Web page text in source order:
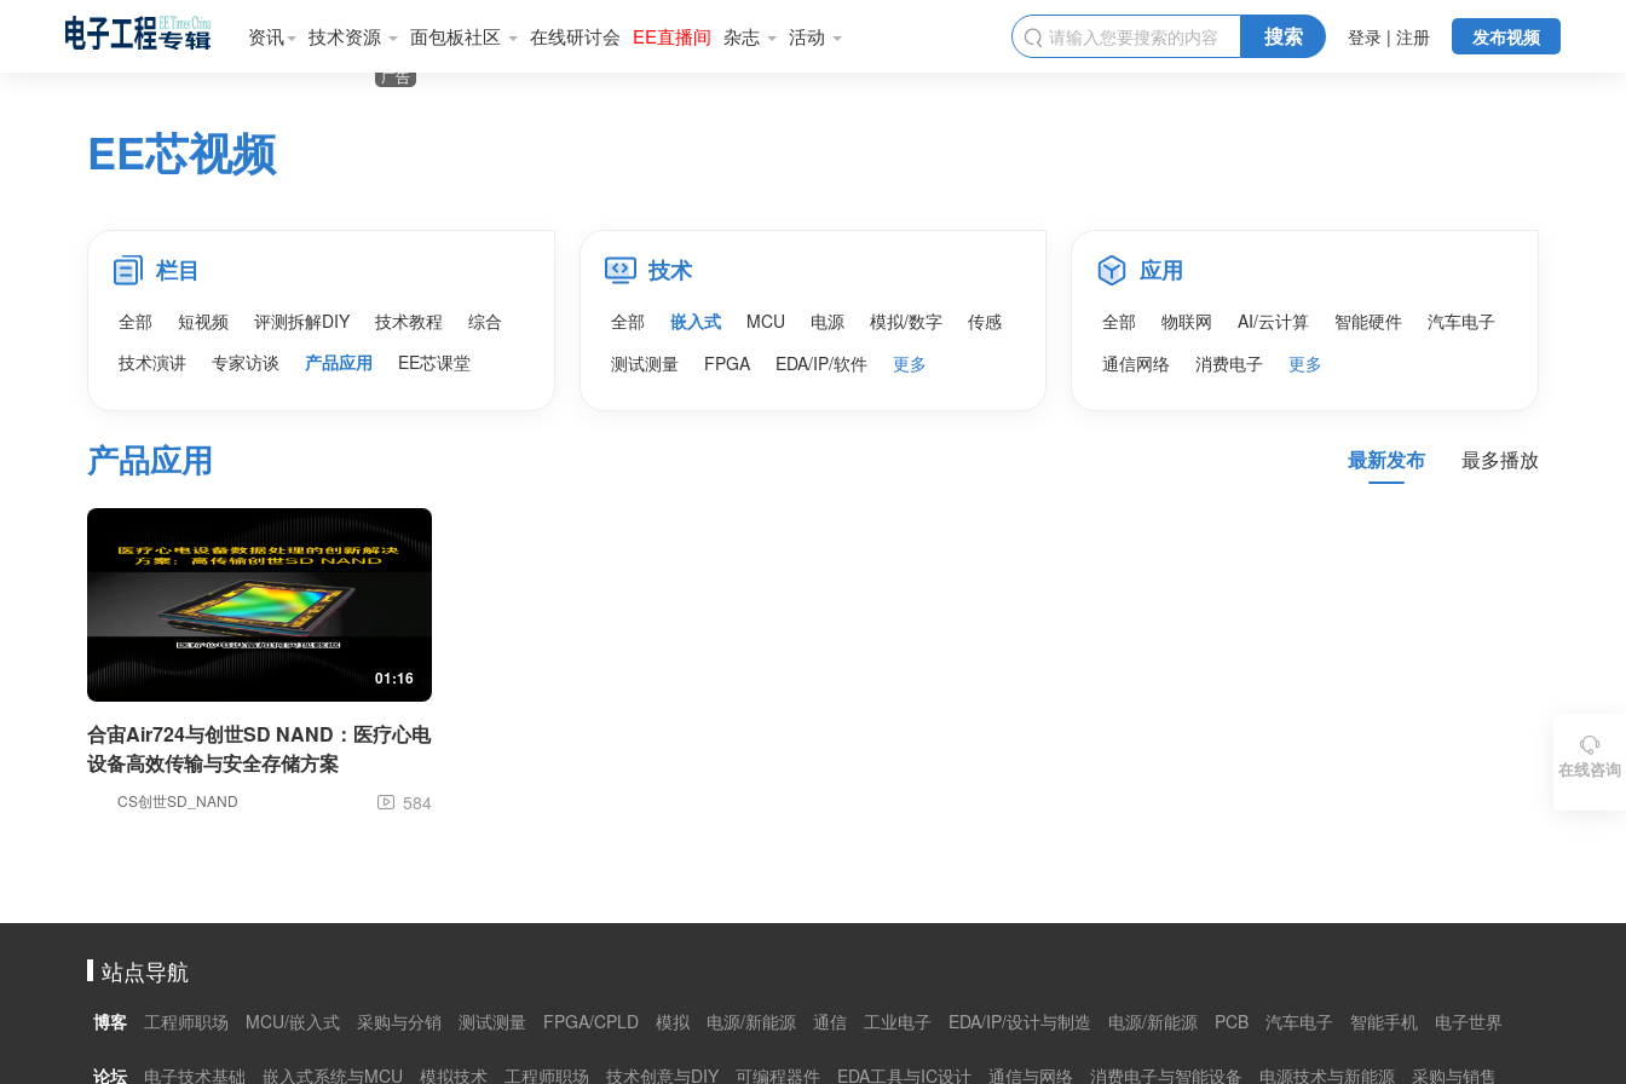
资讯 技术资源 面包板社区 在线研讨会 EE直播间 杂志 活动 发布视频
登录 | 注册
 搜索
EE芯视频
广告
栏目
全部 短视频 评测拆解DIY 技术教程
综合
技术演讲
专家访谈 产品应用 EE芯课堂
技术
全部 嵌入式 MCU 电源 模拟/数字
传感
测试测量
FPGA EDA/IP/软件 更多
应用
全部 物联网 AI/云计算 智能硬件
汽车电子
通信网络
消费电子 更多
产品应用 最新发布 最多播放
01:16
合宙Air724与创世SD NAND：医疗心电
设备高效传输与安全存储方案
CS创世SD_NAND  584
站点导航
博客 工程师职场 MCU/嵌入式 采购与分销 测试测量 FPGA/CPLD 模拟 电源/新能源 通信 工业电子 EDA/IP/设计与制造 电源/新能源 PCB 汽车电子 智能手机 电子世界
论坛 电子技术基础 嵌入式系统与MCU 模拟技术 工程师职场 技术创意与DIY 可编程器件 EDA工具与IC设计 通信与网络 消费电子与智能设备 电源技术与新能源 采购与销售

在线咨询